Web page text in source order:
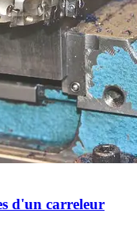
d'un carreleur